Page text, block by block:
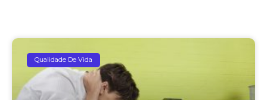
Qualidade De Vida